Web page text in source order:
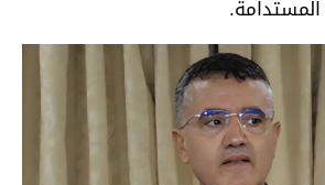
المستدامة.